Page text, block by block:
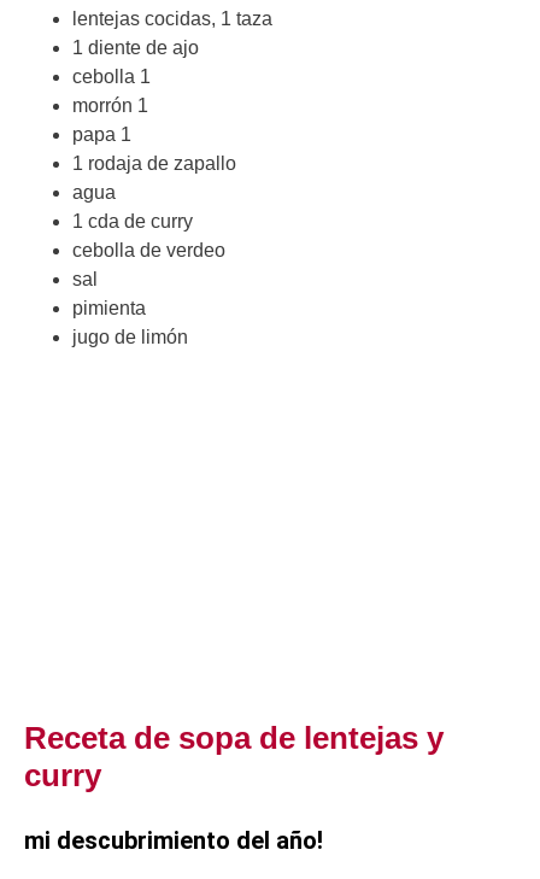
lentejas cocidas, 1 taza
1 diente de ajo
cebolla 1
morrón 1
papa 1
1 rodaja de zapallo
agua
1 cda de curry
cebolla de verdeo
sal
pimienta
jugo de limón
Receta de sopa de lentejas y
curry
mi descubrimiento del año!